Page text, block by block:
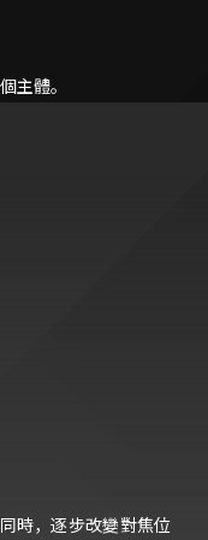
主體。
時，逐步改變對焦位